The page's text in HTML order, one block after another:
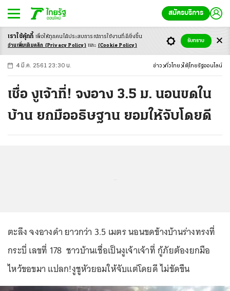
สมัครบริการ
-ก ก ก+
4 มี.ค. 2561 23:30 น. ข่าว ทั่วไทย ใต้ ไทยรัฐออนไลน์
เชื่อ งูเจ้าที่! จงอาง 3.5 ม. นอนขดใน
บ้าน ยกมืออธิษฐาน ยอมให้จับโดยดี
ตะลึง จงอางดำ ยาวกว่า 3.5 เมตร นอนขดข้างบ้านร่างทรงที่
กระบี่ เลขที่ 178 ชาวบ้านเชื่อเป็นงูเจ้าเจ้าที่ กู้ภัยต้องยกมือ
ไหว้ขอขมา แปลก!งูชูหัวยอมให้จับแต่โดยดี ไม่ขัดขืน
เราใช้คุ้กกี้ เพื่อให้ทุกคนได้ประสบการณ์การใช้งานที่ดียิ่งขึ้น
อ่านเพิ่มเติมคลิก (Privacy Policy) และ (Cookie Policy)
รับทราบ